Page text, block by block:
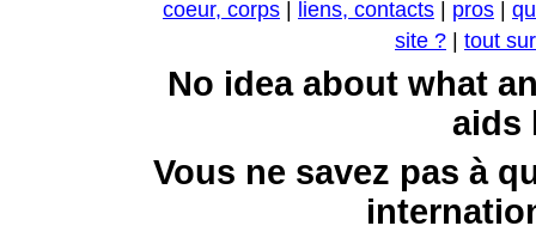
coeur, corps | liens, contacts | pros |
site ? | tout
No idea about what
aids
Vous ne savez pas à